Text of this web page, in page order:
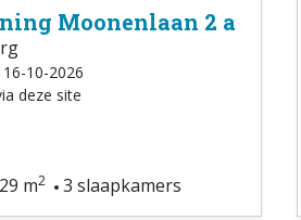
Moonenlaan 2 a
10-2026
deze site
m2 3 slaapkamers